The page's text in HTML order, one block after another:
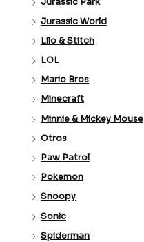
Jurassic World
Lilo & Stitch
LOL
Mario Bros
Minecraft
Minnie & Mickey Mouse
Otros
Paw Patrol
Pokemon
Snoopy
Sonic
Spiderman